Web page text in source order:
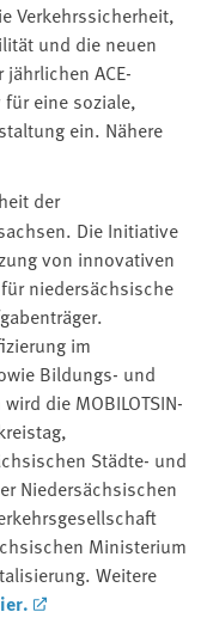
Verkehrssicherheit,
und die neuen
ACE-
eine soziale,
ein. Nähere
der
Die Initiative
von innovativen
niedersächsische
im
Bildungs- und
die MOBILOTSIN-
Städte- und
Niedersächsischen
Ministerium
Weitere